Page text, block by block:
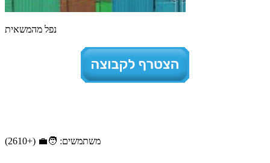
נפל מהמשאית
משתמשים: 🧑‍💼 (+2610)